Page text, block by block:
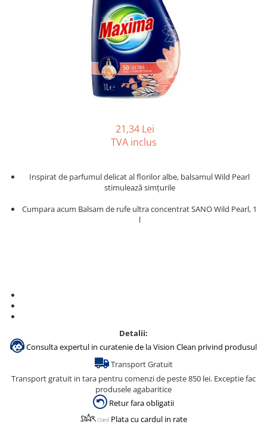
Gama de cosmetice hoteliere
Gama de cosmetice hoteliere Sense
21,34 Lei
TVA inclus
Inspirat de parfumul delicat al florilor albe, balsamul Wild Pearl
stimulează simțurile
Cumpara acum Balsam de rufe ultra concentrat SANO Wild Pearl, 1
l
Detalii:
Consulta expertul in curatenie de la Vision Clean privind produsul
Transport Gratuit
Transport gratuit in tara pentru comenzi de peste 850 lei. Exceptie fac
produsele agabaritice
Retur fara obligatii
Plata cu cardul in rate